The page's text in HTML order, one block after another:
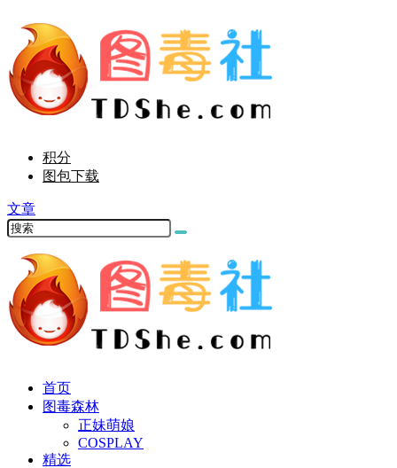
积分
图包下载
文章
首页
图毒森林
正妹萌娘
COSPLAY
精选